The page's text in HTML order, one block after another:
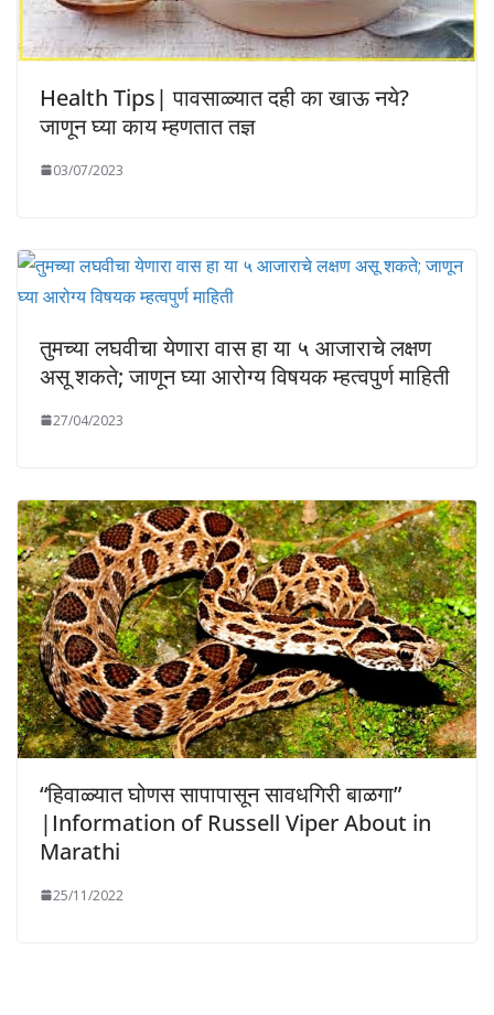
Health Tips| पावसाळ्यात दही का खाऊ नये?
जाणून घ्या काय म्हणतात तज्ञ
03/07/2023
तुमच्या लघवीचा येणारा वास हा या ५ आजाराचे लक्षण
असू शकते; जाणून घ्या आरोग्य विषयक म्हत्वपुर्ण माहिती
27/04/2023
“हिवाळ्यात घोणस सापापासून सावधगिरी बाळगा”
|Information of Russell Viper About in
Marathi
25/11/2022